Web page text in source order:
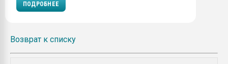
ПОДРОБНЕЕ
Возврат к списку